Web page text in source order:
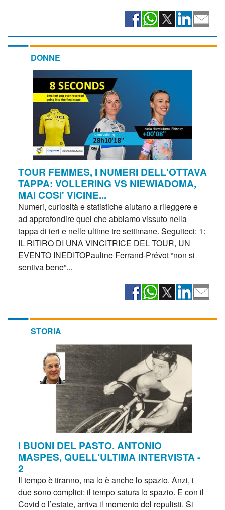
DONNE
TOUR FEMMES, I NUMERI DELL'OTTAVA
TAPPA: VOLLERING VS NIEWIADOMA,
MAI COSI' VICINE...
Numeri, curiosità e statistiche aiutano a rileggere e
ad approfondire quel che abbiamo vissuto nella
tappa di ieri e nelle ultime tre settimane. Seguiteci: 1:
IL RITIRO DI UNA VINCITRICE DEL TOUR, UN
EVENTO INEDITOPauline Ferrand-Prévot “non si
sentiva bene”...
STORIA
I BUONI DEL PASTO. ANTONIO
MASPES, QUELL'ULTIMA INTERVISTA -
2
Il tempo è tiranno, ma lo è anche lo spazio. Anzi, i
due sono complici: il tempo satura lo spazio. E con il
Covid o l’estate, arriva il momento del repulisti. Si